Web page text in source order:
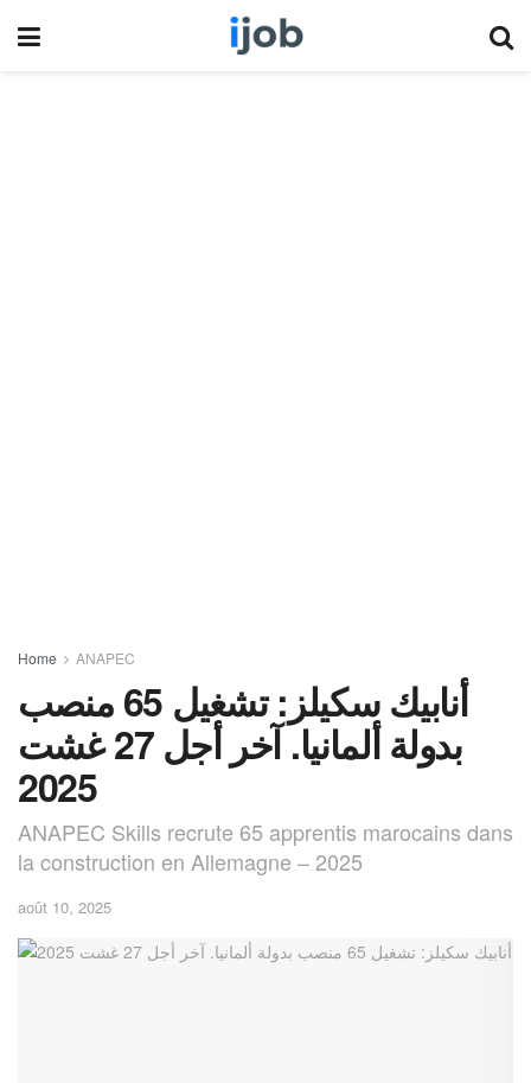
Home ANAPEC
أنابيك سكيلز: تشغيل 65 منصب
بدولة ألمانيا. آخر أجل 27 غشت
2025
ANAPEC Skills recrute 65 apprentis marocains dans
la construction en Allemagne – 2025
août 10, 2025